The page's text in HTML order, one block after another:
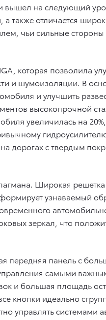
вышел на следующий
также отличается
чьи сильные
которая позволила
и шумоизоляции. В
и улучшить
высокопрочной
увеличилась на
дорогах с твердым
Широкая
узнаваемый
зеркал, что
передняя панель с
самыми
и большая площадь
кнопки идеально
управлять системами